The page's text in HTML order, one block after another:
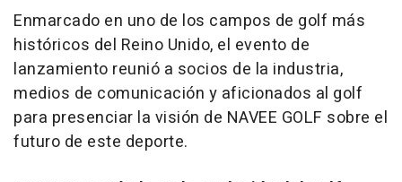
Enmarcado en uno de los campos de golf más
históricos del Reino Unido, el evento de
lanzamiento reunió a socios de la industria,
medios de comunicación y aficionados al golf
para presenciar la visión de NAVEE GOLF sobre el
futuro de este deporte.